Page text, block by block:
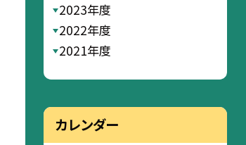
2023年度
2022年度
2021年度
カレンダー